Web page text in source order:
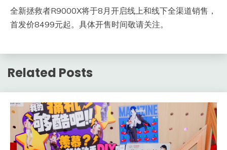
全新拯救者R9000X将于8月开启线上和线下全渠道销售，
首发价8499元起。具体开售时间敬请关注。
Related Posts